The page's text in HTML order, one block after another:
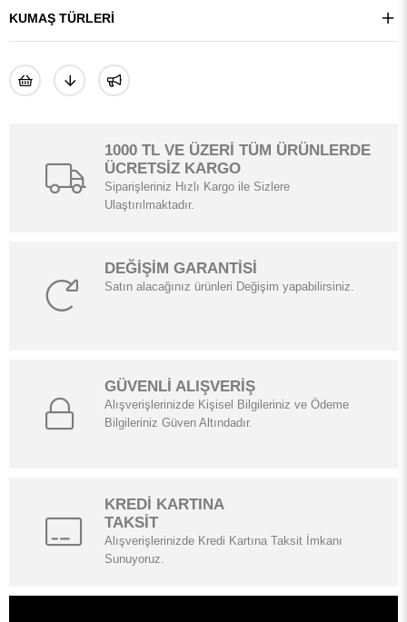
KUMAŞ TÜRLERI
1000 TL VE ÜZERİ TÜM ÜRÜNLERDE
ÜCRETSİZ KARGO
Siparişleriniz Hızlı Kargo ile Sizlere
Ulaştırılmaktadır.
DEĞİŞİM GARANTİSİ
Satın alacağınız ürünleri Değişim yapabilirsiniz.
GÜVENLİ ALIŞVERİŞ
Alışverişlerinizde Kişisel Bilgileriniz ve Ödeme
Bilgileriniz Güven Altındadır.
KREDİ KARTINA
TAKSİT
Alışverişlerinizde Kredi Kartına Taksit İmkanı
Sunuyoruz.